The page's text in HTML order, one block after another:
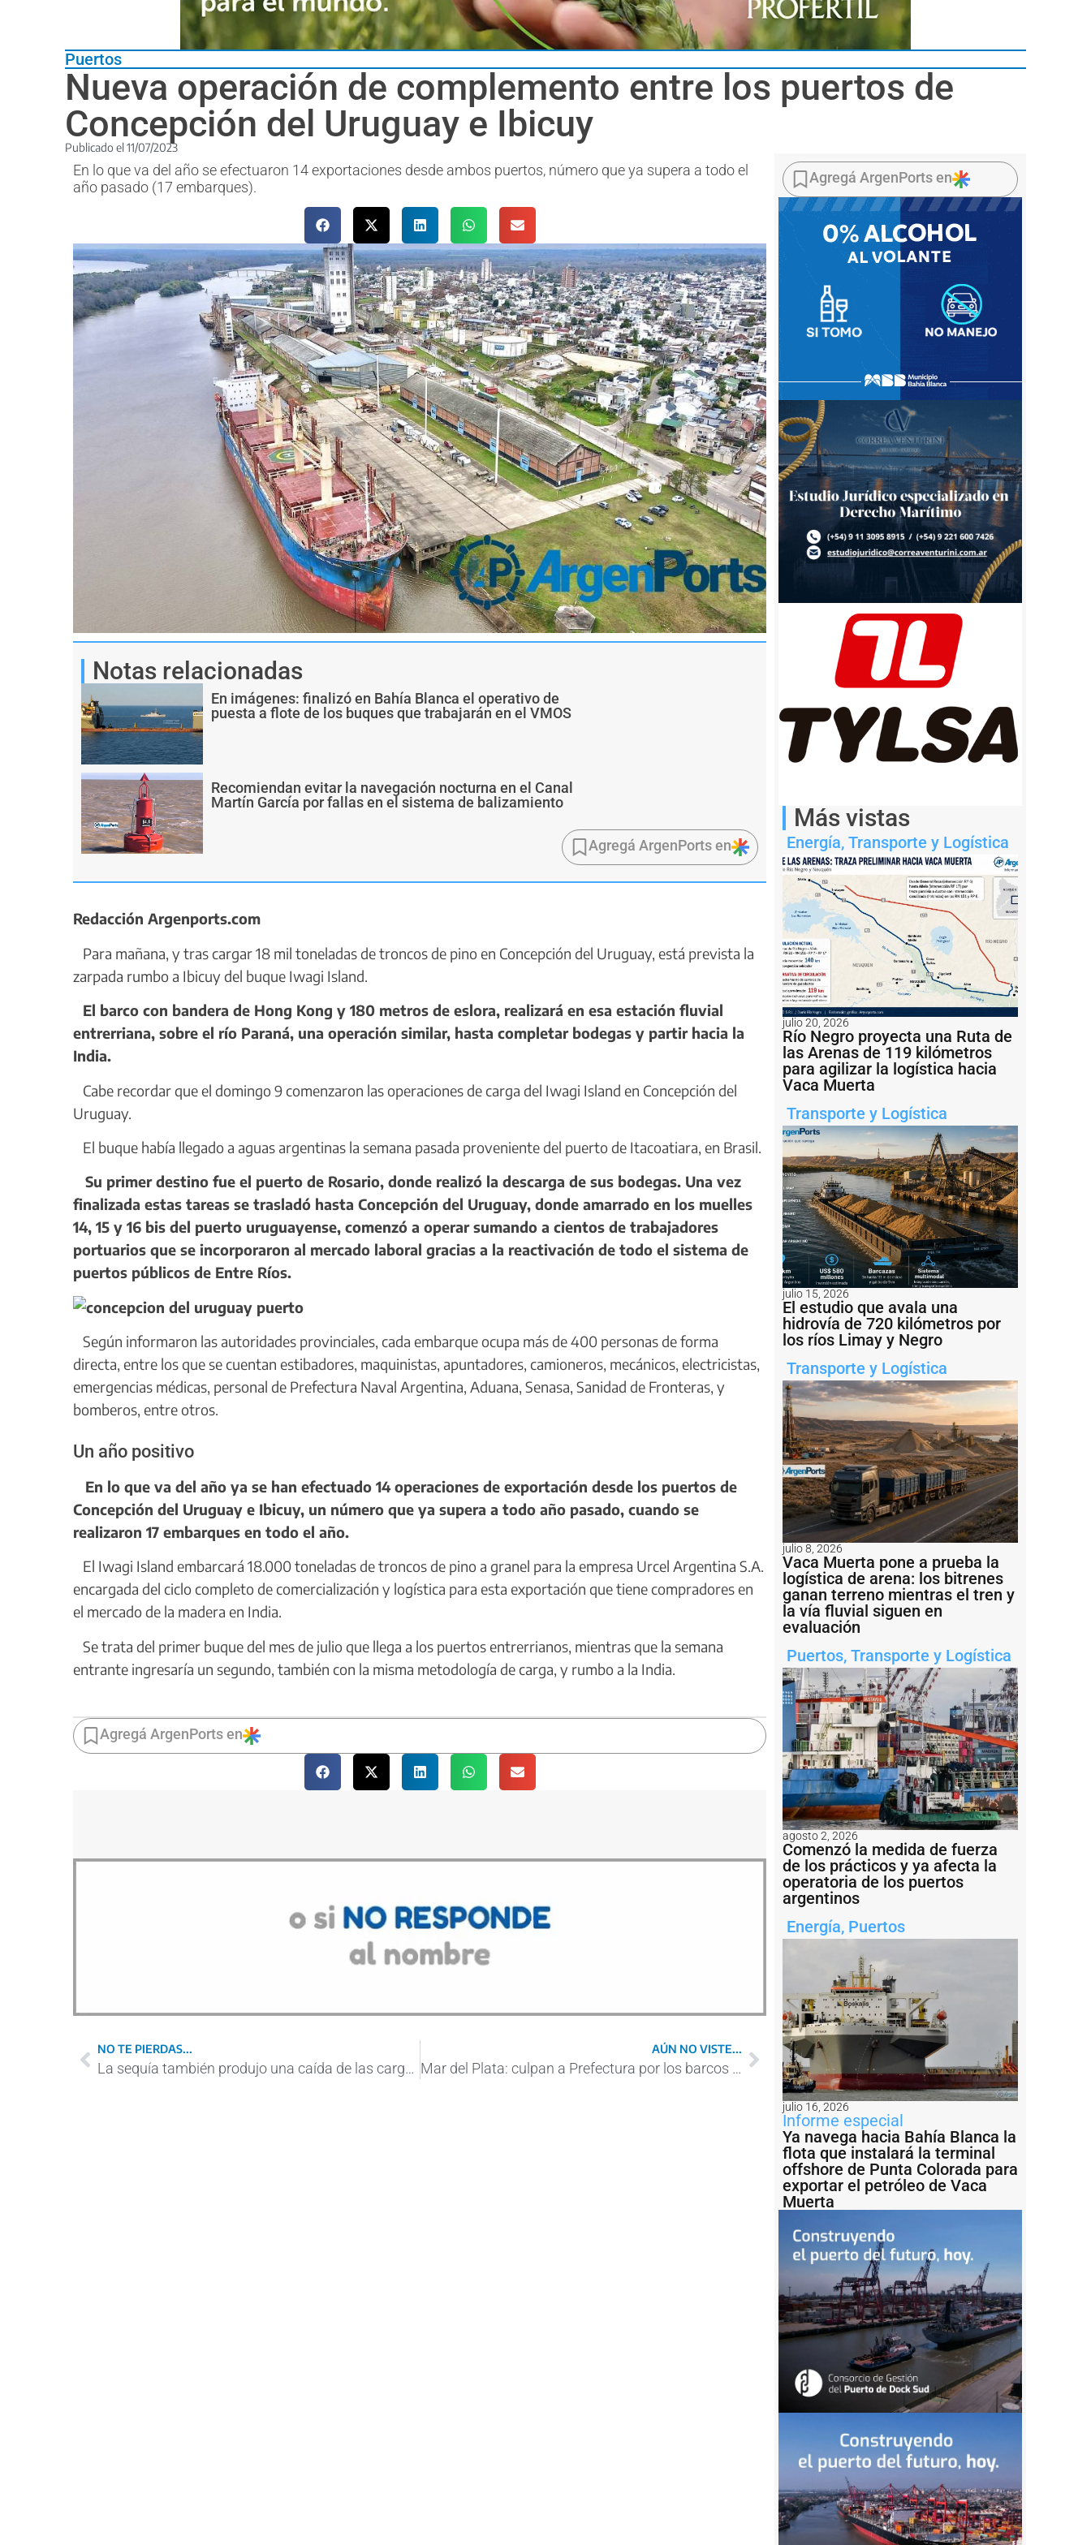
Puertos
Nueva operación de complemento entre los puertos de
Concepción del Uruguay e Ibicuy
Publicado el 11/07/2023
En lo que va del año se efectuaron 14 exportaciones desde ambos puertos, número que ya supera a todo el
año pasado (17 embarques).
Notas relacionadas
En imágenes: finalizó en Bahía Blanca el operativo de
puesta a flote de los buques que trabajarán en el VMOS
Recomiendan evitar la navegación nocturna en el Canal
Martín García por fallas en el sistema de balizamiento
Agregá ArgenPorts en
Redacción Argenports.com
Para mañana, y tras cargar 18 mil toneladas de troncos de pino en Concepción del Uruguay, está prevista la
zarpada rumbo a Ibicuy del buque Iwagi Island.
El barco con bandera de Hong Kong y 180 metros de eslora, realizará en esa estación fluvial
entrerriana, sobre el río Paraná, una operación similar, hasta completar bodegas y partir hacia la
India.
Cabe recordar que el domingo 9 comenzaron las operaciones de carga del Iwagi Island en Concepción del
Uruguay.
El buque había llegado a aguas argentinas la semana pasada proveniente del puerto de Itacoatiara, en Brasil.
Su primer destino fue el puerto de Rosario, donde realizó la descarga de sus bodegas. Una vez
finalizada estas tareas se trasladó hasta Concepción del Uruguay, donde amarrado en los muelles
14, 15 y 16 bis del puerto uruguayense, comenzó a operar sumando a cientos de trabajadores
portuarios que se incorporaron al mercado laboral gracias a la reactivación de todo el sistema de
puertos públicos de Entre Ríos.
Según informaron las autoridades provinciales, cada embarque ocupa más de 400 personas de forma
directa, entre los que se cuentan estibadores, maquinistas, apuntadores, camioneros, mecánicos, electricistas,
emergencias médicas, personal de Prefectura Naval Argentina, Aduana, Senasa, Sanidad de Fronteras, y
bomberos, entre otros.
Un año positivo
En lo que va del año ya se han efectuado 14 operaciones de exportación desde los puertos de
Concepción del Uruguay e Ibicuy, un número que ya supera a todo año pasado, cuando se
realizaron 17 embarques en todo el año.
El Iwagi Island embarcará 18.000 toneladas de troncos de pino a granel para la empresa Urcel Argentina S.A.
encargada del ciclo completo de comercialización y logística para esta exportación que tiene compradores en
el mercado de la madera en India.
Se trata del primer buque del mes de julio que llega a los puertos entrerrianos, mientras que la semana
entrante ingresaría un segundo, también con la misma metodología de carga, y rumbo a la India.
Agregá ArgenPorts en
NO TE PIERDAS...
La sequía también produjo una caída de las cargas en el puerto de Bahía Blanca
AÚN NO VISTE...
Mar del Plata: culpan a Prefectura por los barcos parados en el puerto
Agregá ArgenPorts en
Más vistas
Energía, Transporte y Logística
julio 20, 2026
Río Negro proyecta una Ruta de
las Arenas de 119 kilómetros
para agilizar la logística hacia
Vaca Muerta
Transporte y Logística
julio 15, 2026
El estudio que avala una
hidrovía de 720 kilómetros por
los ríos Limay y Negro
Transporte y Logística
julio 8, 2026
Vaca Muerta pone a prueba la
logística de arena: los bitrenes
ganan terreno mientras el tren y
la vía fluvial siguen en
evaluación
Puertos, Transporte y Logística
agosto 2, 2026
Comenzó la medida de fuerza
de los prácticos y ya afecta la
operatoria de los puertos
argentinos
Energía, Puertos
julio 16, 2026
Informe especial
Ya navega hacia Bahía Blanca la
flota que instalará la terminal
offshore de Punta Colorada para
exportar el petróleo de Vaca
Muerta